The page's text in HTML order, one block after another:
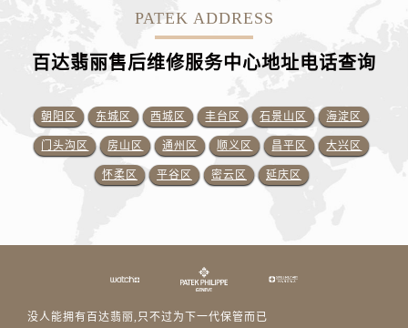
PATEK ADDRESS
百达翡丽售后维修服务中心地址电话查询
朝阳区 东城区 西城区 丰台区 石景山区 海淀区
门头沟区 房山区 通州区 顺义区 昌平区 大兴区
怀柔区 平谷区 密云区 延庆区
没人能拥有百达翡丽,只不过为下一代保管而已